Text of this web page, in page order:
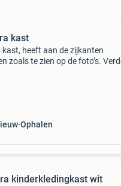
kast
heeft aan de zijkanten
zoals te zien op de foto’s.
Ophalen
kinderkledingkast wit